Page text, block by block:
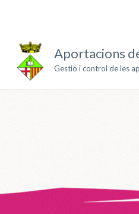
Aportacions
Gestió i control de les